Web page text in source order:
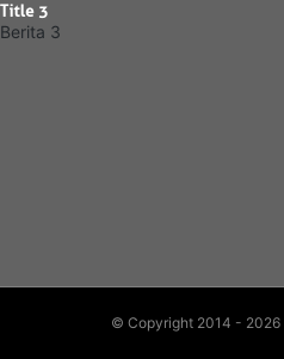
Title 3
Berita 3
© Copyright 2014 - 2026